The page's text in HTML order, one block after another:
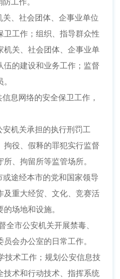
、社会团体、企事业单位
卫工作；组织、指导群众性
机关、社会团体、企事业单
伍的建设和业务工作；监督
息网络的安全保卫工作，
机关承担的执行刑罚工
拘役、假释的罪犯实行监督
、拘留所等监管场所。
途经本市的党和国家领导
及重大经贸、文化、竞赛活
场地和设施。
市公安机关开展禁毒、
会办公室的日常工作。
术工作；规划公安信息技
技术和行动技术、指挥系统